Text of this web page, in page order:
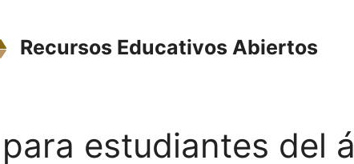
Recursos Educativos Abiertos
estudiantes del